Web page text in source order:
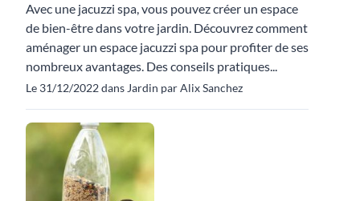
Avec une jacuzzi spa, vous pouvez créer un espace
de bien-être dans votre jardin. Découvrez comment
aménager un espace jacuzzi spa pour profiter de ses
nombreux avantages. Des conseils pratiques...
Le 31/12/2022 dans Jardin par Alix Sanchez